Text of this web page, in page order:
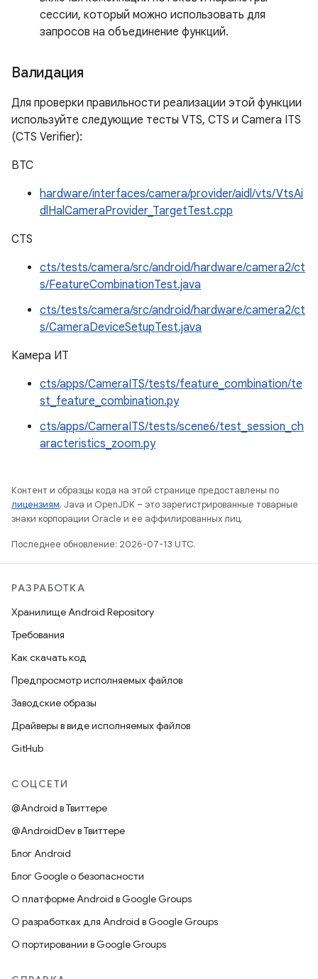
сессии, который можно использовать для
запросов на объединение функций.
Валидация
Для проверки правильности реализации этой функции
используйте следующие тесты VTS, CTS и Camera ITS
(CTS Verifier):
ВТС
hardware/interfaces/camera/provider/aidl/vts/VtsAi
dlHalCameraProvider_TargetTest.cpp
CTS
cts/tests/camera/src/android/hardware/camera2/ct
s/FeatureCombinationTest.java
cts/tests/camera/src/android/hardware/camera2/ct
s/CameraDeviceSetupTest.java
Камера ИТ
cts/apps/CameraITS/tests/feature_combination/te
st_feature_combination.py
cts/apps/CameraITS/tests/scene6/test_session_ch
aracteristics_zoom.py
Контент и образцы кода на этой странице предоставлены по
лицензиям. Java и OpenJDK – это зарегистрированные товарные
знаки корпорации Oracle и ее аффилированных лиц.
Последнее обновление: 2026-07-13 UTC.
РАЗРАБОТКА
Хранилище Android Repository
Требования
Как скачать код
Предпросмотр исполняемых файлов
Заводские образы
Драйверы в виде исполняемых файлов
GitHub
СОЦСЕТИ
@Android в Твиттере
@AndroidDev в Твиттере
Блог Android
Блог Google о безопасности
О платформе Android в Google Groups
О разработках для Android в Google Groups
О портировании в Google Groups